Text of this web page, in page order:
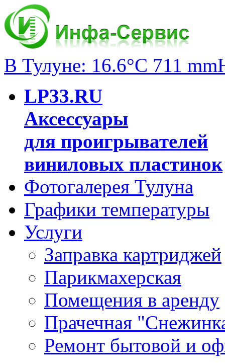
В Тулуне: 16.6°C 711
LP33.RU
Аксессуары
для проигрывателей
виниловых пластинок
Фотогалерея Тулуна
Графики температуры
Услуги
Заправка картриджей
Парикмахерская
Помещения в аренду
Прачечная
Ремонт бытовой и